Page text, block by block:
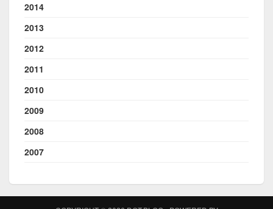
2014
2013
2012
2011
2010
2009
2008
2007